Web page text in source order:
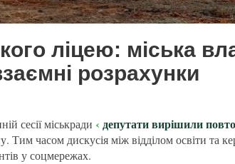
ліцею: міська
розрахунки
сесії міськради
депутати вирішили
Тим часом дискусія між відділом освіти та
у соцмережах.